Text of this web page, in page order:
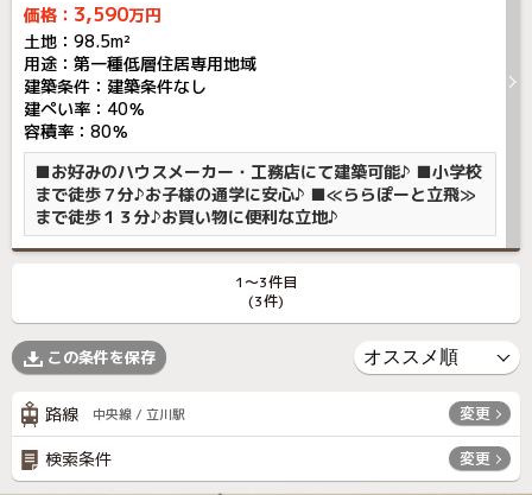
価格： 3,590万円
土地：98.5m²
用途：第一種低層住居専用地域
建築条件： 建築条件なし
建ぺい率：40％
容積率：80％
■お好みのハウスメーカー・工務店にて建築可能♪ ■小学校
まで徒歩７分♪お子様の通学に安心♪ ■≪ららぽーと立飛≫
まで徒歩１３分♪お買い物に便利な立地♪
1〜3件目
(3件)
この条件を保存
路線 中央線 / 立川駅 変更
検索条件 変更